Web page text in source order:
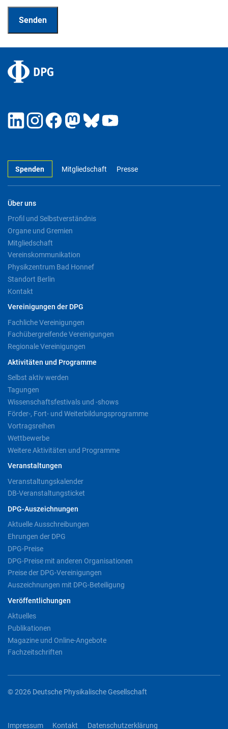
Spenden Mitgliedschaft Presse
Über uns
Profil und Selbstverständnis
Organe und Gremien
Mitgliedschaft
Vereinskommunikation
Physikzentrum Bad Honnef
Standort Berlin
Kontakt
Vereinigungen der DPG
Fachliche Vereinigungen
Fachübergreifende Vereinigungen
Regionale Vereinigungen
Aktivitäten und Programme
Selbst aktiv werden
Tagungen
Wissenschaftsfestivals und -shows
Förder-, Fort- und Weiterbildungsprogramme
Vortragsreihen
Wettbewerbe
Weitere Aktivitäten und Programme
Veranstaltungen
Veranstaltungskalender
DB-Veranstaltungsticket
DPG-Auszeichnungen
Aktuelle Ausschreibungen
Ehrungen der DPG
DPG-Preise
DPG-Preise mit anderen Organisationen
Preise der DPG-Vereinigungen
Auszeichnungen mit DPG-Beteiligung
Veröffentlichungen
Aktuelles
Publikationen
Magazine und Online-Angebote
Fachzeitschriften
© 2026 Deutsche Physikalische Gesellschaft
Impressum Kontakt Datenschutzerklärung